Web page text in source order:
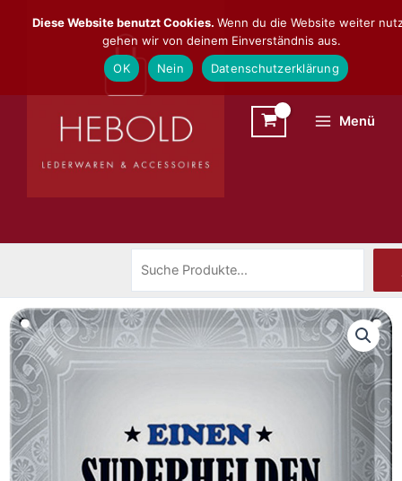
Inhalt
Menü
Diese Website benutzt Cookies. Wenn du die Website weiter
gehen wir von deinem Einverständnis aus.
OK
Nein Datenschutzerklärung